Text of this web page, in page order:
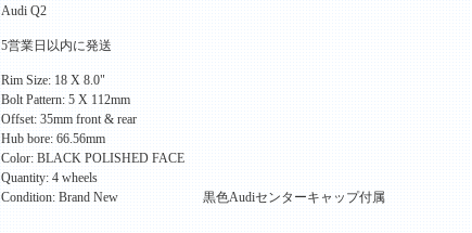
Audi Q2
5営業日以内に発送
Rim Size: 18 X 8.0"
Bolt Pattern: 5 X 112mm
Offset: 35mm front & rear
Hub bore: 66.56mm
Color: BLACK POLISHED FACE
Quantity: 4 wheels
Condition: Brand New 黒色Audiセンターキャップ付属